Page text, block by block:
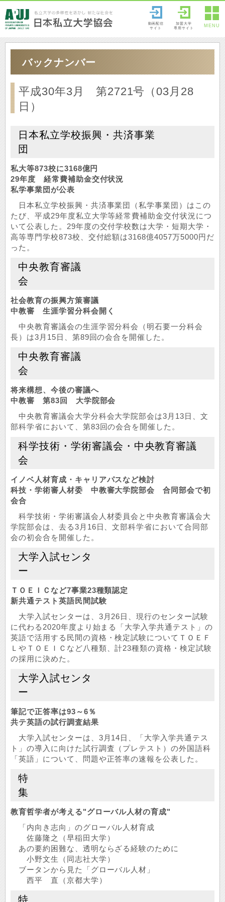
動画配信
サイト
加盟大学
専用サイト
MENU
バックナンバー
平成30年3月 第2721号（03月28
日）
日本私立学校振興・共済事業
団
私大等873校に3168億円
29年度 経常費補助金交付状況
私学事業団が公表
日本私立学校振興・共済事業団（私学事業団）はこの
たび、平成29年度私立大学等経常費補助金交付状況につ
いて公表した。29年度の交付学校数は大学・短期大学・
高等専門学校873校、交付総額は3168億4057万5000円だ
った。
中央教育審議
会
社会教育の振興方策審議
中教審 生涯学習分科会開く
中央教育審議会の生涯学習分科会（明石要一分科会
長）は3月15日、第89回の会合を開催した。
中央教育審議
会
将来構想、今後の審議へ
中教審 第83回 大学院部会
中央教育審議会大学分科会大学院部会は3月13日、文
部科学省において、第83回の会合を開催した。
科学技術・学術審議会・中央教育審議
会
イノベ人材育成・キャリアパスなど検討
科技・学術審人材委 中教審大学院部会 合同部会で初
会合
科学技術・学術審議会人材委員会と中央教育審議会大
学院部会は、去る3月16日、文部科学省において合同部
会の初会合を開催した。
大学入試センタ
ー
ＴＯＥＩＣなど7事業23種類認定
新共通テスト英語民間試験
大学入試センターは、3月26日、現行のセンター試験
に代わる2020年度より始まる「大学入学共通テスト」の
英語で活用する民間の資格・検定試験についてＴＯＥＦ
ＬやＴＯＥＩＣなど八種類、計23種類の資格・検定試験
の採用に決めた。
大学入試センタ
ー
筆記で正答率は93～6％
共テ英語の試行調査結果
大学入試センターは、3月14日、「大学入学共通テス
ト」の導入に向けた試行調査（プレテスト）の外国語科
「英語」について、問題や正答率の速報を公表した。
特
集
教育哲学者が考える"グローバル人材の育成"
「内向き志向」のグローバル人材育成
佐藤隆之（早稲田大学）
あの要約困難な、透明ならざる経験のために
小野文生（同志社大学）
ブータンから見た「グローバル人材」
西平 直（京都大学）
特